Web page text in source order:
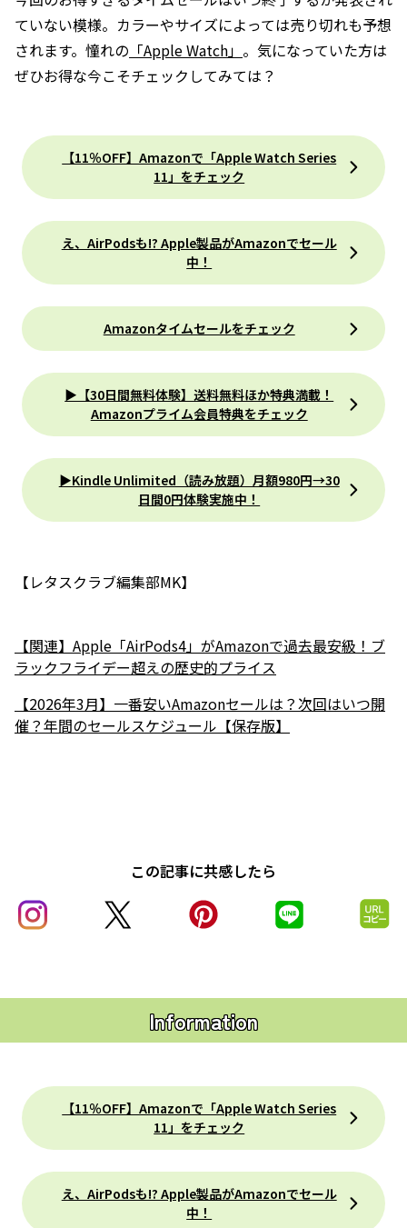
ていない模様。カラーやサイズによっては売り切れも予想
されます。憧れの 「Apple Watch」 。気になっていた方は
ぜひお得な今こそチェックしてみては？
【11％OFF】Amazonで「Apple Watch Series
11」をチェック
え、AirPodsも!? Apple製品がAmazonでセール
中！
Amazonタイムセールをチェック
▶【30日間無料体験】送料無料ほか特典満載！
Amazonプライム会員特典をチェック
▶Kindle Unlimited（読み放題）月額980円→30
日間0円体験実施中！
【レタスクラブ編集部MK】
【関連】Apple「AirPods4」がAmazonで過去最安級！ブ
ラックフライデー超えの歴史的プライス
【2026年3月】一番安いAmazonセールは？次回はいつ開
催？年間のセールスケジュール【保存版】
この記事に共感したら
Information
【11％OFF】Amazonで「Apple Watch Series
11」をチェック
え、AirPodsも!? Apple製品がAmazonでセール
中！